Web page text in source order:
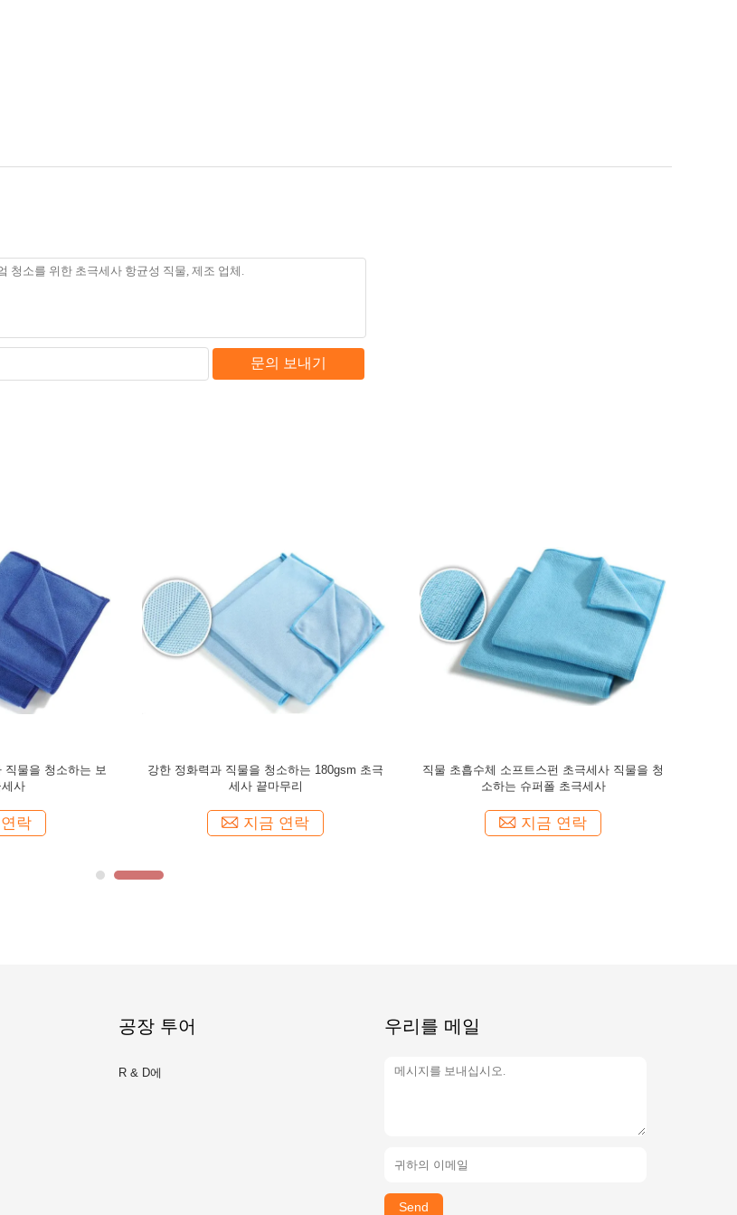
문의 보내기
직물을 청소하는 보
사
락
강한 정화력과 직물을 청소하는 180gsm 초극
세사 끝마무리
지금 연락
직물 초흡수체 소프트스펀 초극세사 직물을 청
소하는 슈퍼폴 초극세사
지금 연락
공장 투어
R & D에
우리를 메일
Send